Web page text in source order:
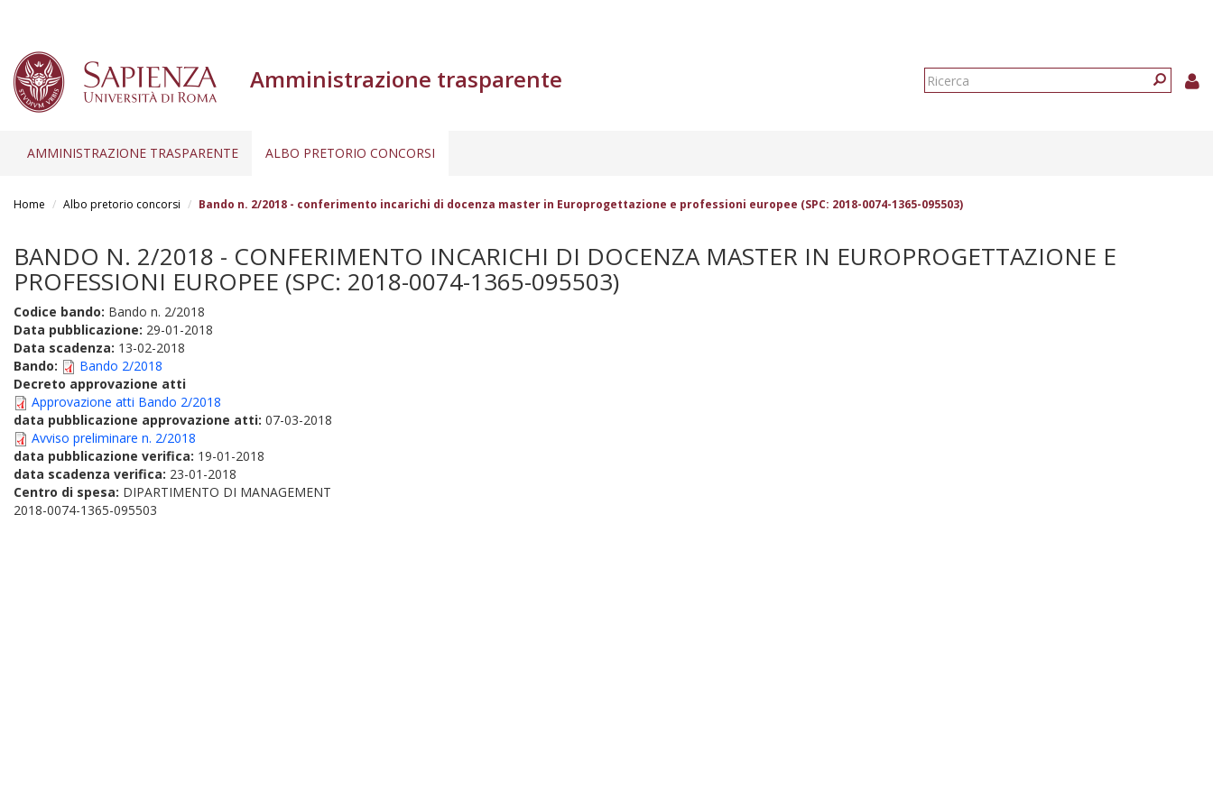
Amministrazione trasparente
Form
AMMINISTRAZIONE TRASPARENTE ALBO PRETORIO CONCORSI
Home Albo pretorio concorsi Bando n. 2/2018 - conferimento incarichi di docenza master in Europrogettazione e professioni europee (SPC: 2018-0074-1365-095503)
BANDO N. 2/2018 - CONFERIMENTO INCARICHI DI DOCENZA MASTER IN EUROPROGETTAZIONE E
PROFESSIONI EUROPEE (SPC: 2018-0074-1365-095503)
Codice bando: Bando n. 2/2018
Data pubblicazione: 29-01-2018
Data scadenza: 13-02-2018
Bando:
Bando 2/2018
Decreto approvazione atti
Approvazione atti Bando 2/2018
data pubblicazione approvazione atti: 07-03-2018
Avviso preliminare n. 2/2018
data pubblicazione verifica: 19-01-2018
data scadenza verifica: 23-01-2018
Centro di spesa: DIPARTIMENTO DI MANAGEMENT
2018-0074-1365-095503